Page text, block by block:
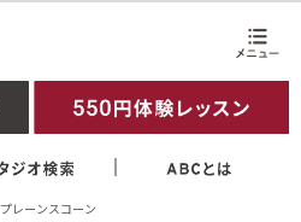
プレーンスコーン